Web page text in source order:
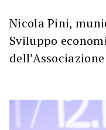
Nicola Pini,
Sviluppo